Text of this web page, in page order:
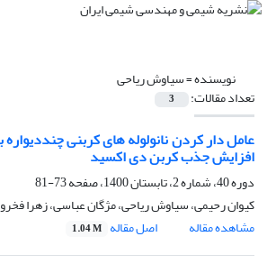
نویسنده =سیاوش ریاحی
تعداد مقالات: 3
عامل دار کردن نانولوله های کربنی
افزایش جذب کربن دی اکسید
دوره 40، شماره 2، تابستان 1400، صفحه
73-81
کیوان رحیمی، سیاوش ریاحی، مژگان عباسی، زهرا
مشاهده مقاله
اصل مقاله 1.04 M